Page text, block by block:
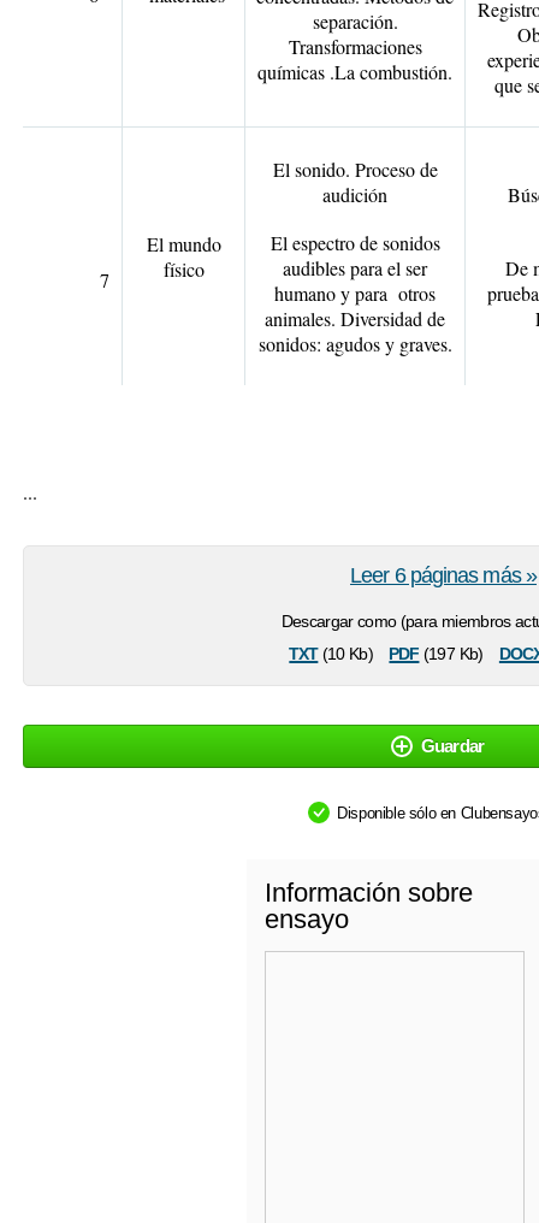
separación.
Transformaciones
químicas .La combustión.
que
7
El mundo
físico
El sonido. Proceso de
audición
El espectro de sonidos
audibles para el ser
humano y para otros
animales. Diversidad de
sonidos: agudos y graves.
De
...
Descargar como (para miembros
txt(10 Kb) pdf (197 Kb)
Leer 6 páginas más »
Guardar
Disponible sólo en
Información sobre
ensayo